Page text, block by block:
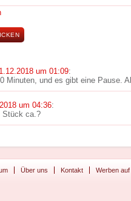
um 01:09:
Minuten, und es gibt eine Pause.
um 04:36:
Stück ca.?
Über uns Kontakt Werben